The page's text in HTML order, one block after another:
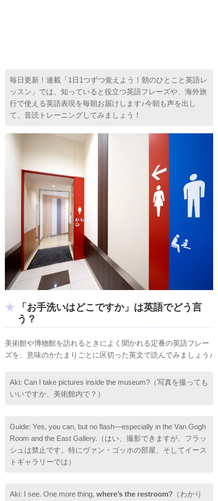
毎日更新！連載「1日1つずつ覚えよう！朝のひとこと英語レ
ッスン」では、知っていると役立つ英語フレーズや、海外旅
行で使える英語表現を毎朝お届けします♪今朝も声を出し
て、音読トレーニングしてみましょう！
「お手洗いはどこですか」は英語でどう言
う？
美術館や博物館を訪れるときによく聞かれる定番の英語フレー
ズを、意味のかたまりごとに区切った英文で読んでみましょう♪
Aki: Can I take pictures inside the museum?（写真を撮っても
いいですか、美術館内で？）
Guide: Yes, you can, but no flash—especially in the Van Gogh
Room and the East Gallery.（はい、撮影できますが、フラッ
シュは禁止です。特にヴァン・ゴッホの部屋、そしてイース
トギャラリーでは）
Aki: I see. One more thing, where’s the restroom? （わかり